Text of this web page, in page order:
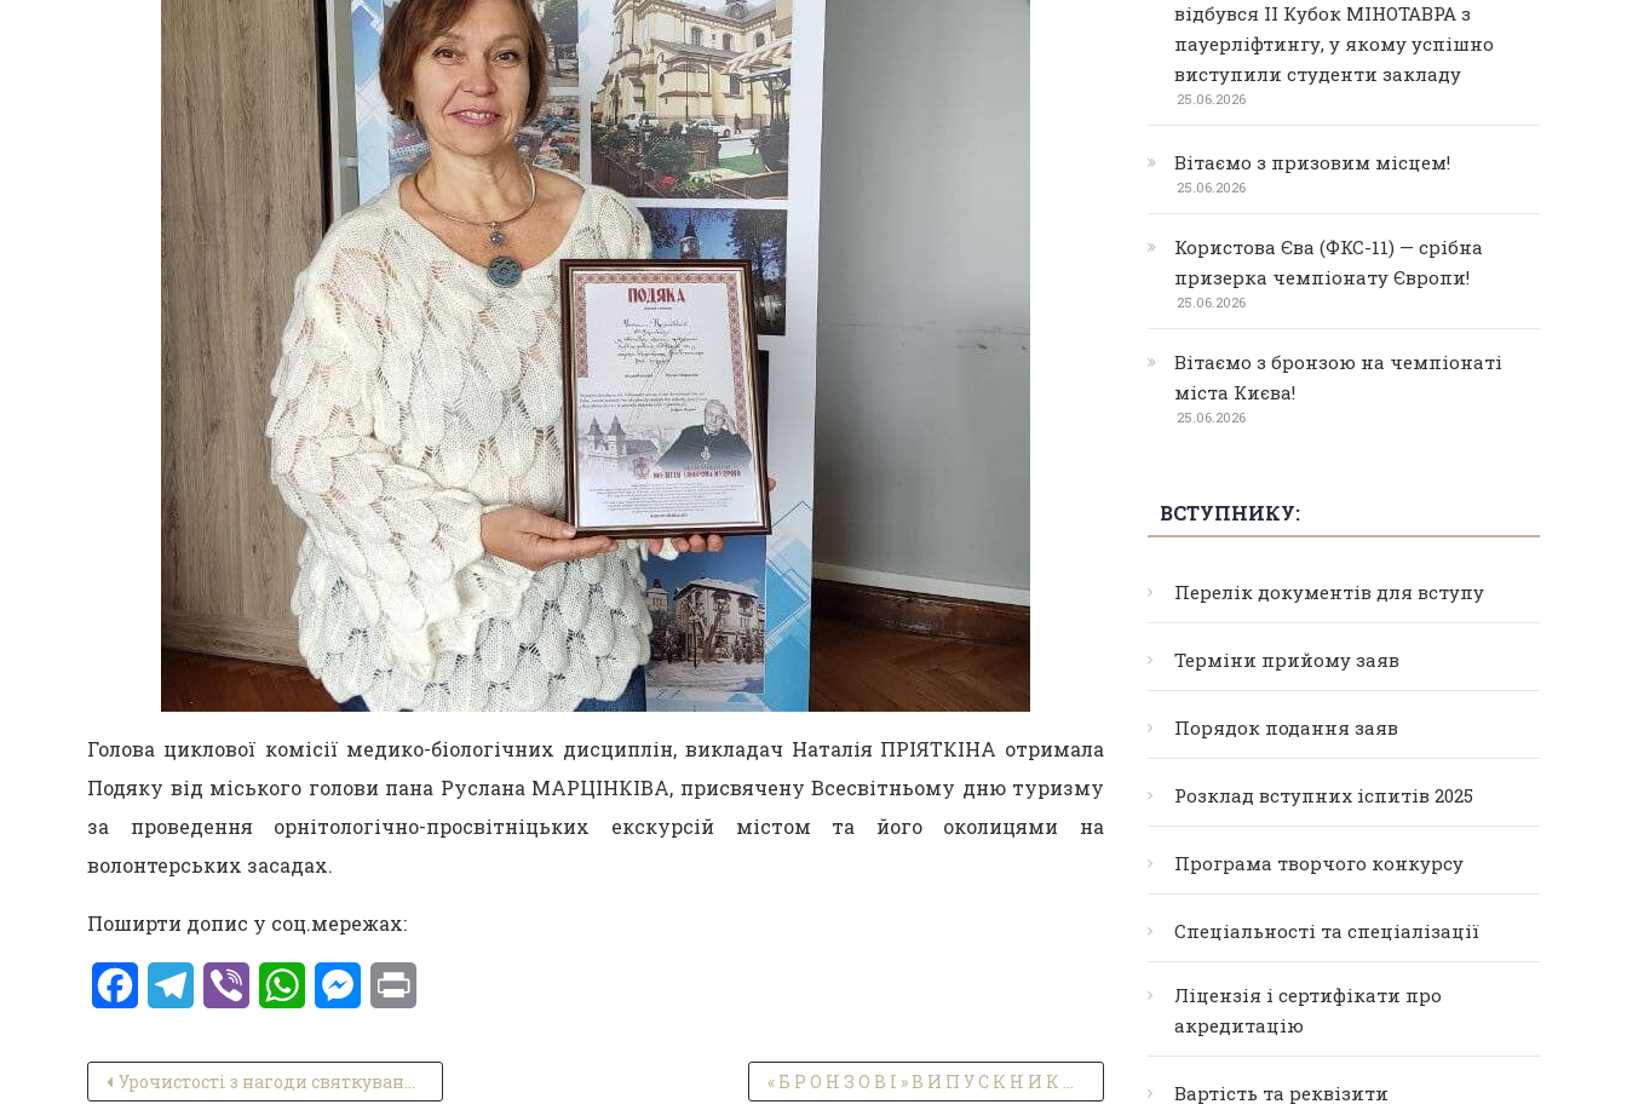
Голова циклової комісії медико-біологічних дисциплін, викладач Наталія ПРІЯТКІНА отримала
Подяку від міського голови пана Руслана МАРЦІНКІВА, присвячену Всесвітньому дню туризму
за проведення орнітологічно-просвітніцьких екскурсій містом та його околицями на
волонтерських засадах.
Поширти допис у соц.мережах:
FacebookTelegram
Viber WhatsAppMessenger
Навігація записів
Урочистості з нагоди святкування дня працівників освіти « Б Р О Н З О В І » В И П У С К Н И К И
відбувся ІІ Кубок МІНОТАВРА з
пауерліфтингу, у якому успішно
виступили студенти закладу
25.06.2026
Вітаємо з призовим місцем!
25.06.2026
Користова Єва (ФКС-11) — срібна
призерка чемпіонату Європи!
25.06.2026
Вітаємо з бронзою на чемпіонаті
міста Києва!
25.06.2026
ВСТУПНИКУ:
Перелік документів для вступу
Терміни прийому заяв
Порядок подання заяв
Розклад вступних іспитів 2025
Програма творчого конкурсу
Спеціальності та спеціалізації
Ліцензія і сертифікати про
акредитацію
Вартість та реквізити